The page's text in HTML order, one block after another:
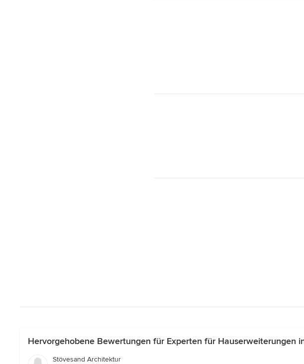
Hervorgehobene Bewertungen für Experten für Hauserweiterungen
Stövesand Architektur